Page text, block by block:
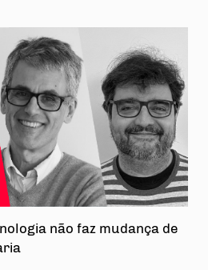
não faz mudança de